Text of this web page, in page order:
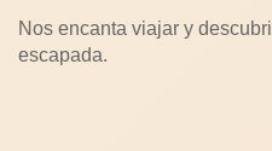
Nos encanta viajar y
escapada.